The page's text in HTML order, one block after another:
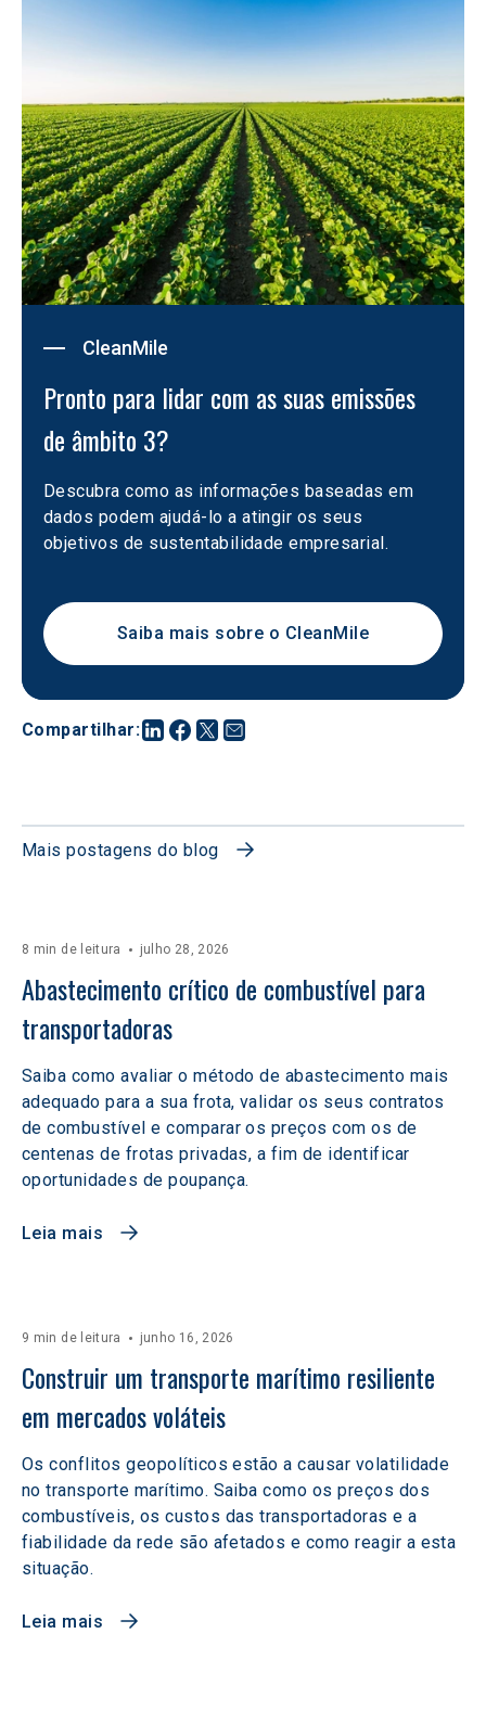
Compartilhar:
CleanMile
Pronto para lidar com as suas emissões
de âmbito 3?
Descubra como as informações baseadas em
dados podem ajudá-lo a atingir os seus
objetivos de sustentabilidade empresarial.
Saiba mais sobre o CleanMile
Mais postagens do blog
8 min de leitura julho 28, 2026
Abastecimento crítico de combustível para
transportadoras
Saiba como avaliar o método de abastecimento mais
adequado para a sua frota, validar os seus contratos
de combustível e comparar os preços com os de
centenas de frotas privadas, a fim de identificar
oportunidades de poupança.
Leia mais
9 min de leitura junho 16, 2026
Construir um transporte marítimo resiliente
em mercados voláteis
Os conflitos geopolíticos estão a causar volatilidade
no transporte marítimo. Saiba como os preços dos
combustíveis, os custos das transportadoras e a
fiabilidade da rede são afetados e como reagir a esta
situação.
Leia mais